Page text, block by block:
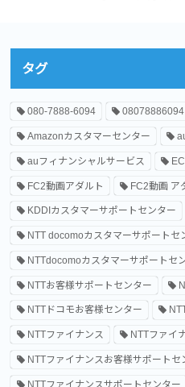
タグ
080-7888-6094 08078886094
Amazonカスタマーセンター
auフィナンシャルサービス
FC2動画アダルト FC2動画 ア
KDDIカスタマーサポートセンター
NTT docomoカスタマーサポートセ
NTTdocomoカスタマーサポートセ
NTTお客様サポートセンター
NTTドコモお客様センター
NTTファイナンス NTTファイ
NTTファイナンスお客様サポートセ
NTTファイナンスサポートセンター